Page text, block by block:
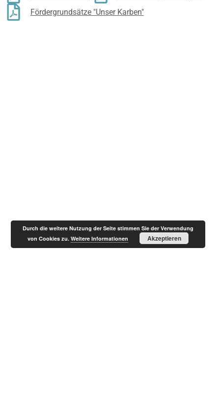
Fördergrundsätze "Unser Karben"
Durch die weitere Nutzung der Seite stimmen Sie der Verwendung
von Cookies zu.Weitere Informationen Akzeptieren